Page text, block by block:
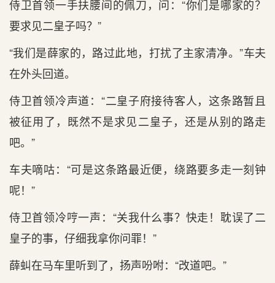
侍卫首领一手扶腰间的佩刀，问：“你们是哪家的？
要求见二皇子吗？”
“我们是薛家的，路过此地，打扰了主家清净。”车夫
在外头回道。
侍卫首领冷声道：“二皇子府接待客人，这条路暂且
被征用了，既然不是求见二皇子，还是从别的路走
吧。”
车夫嘀咕：“可是这条路最近便，绕路要多走一刻钟
呢！”
侍卫首领冷哼一声：“关我什么事？快走！耽误了二
皇子的事，仔细我拿你问罪！”
薛虯在马车里听到了，扬声吩咐：“改道吧。”